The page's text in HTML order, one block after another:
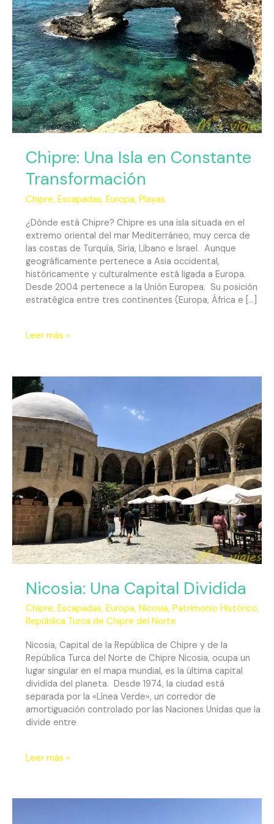
Chipre: Una Isla en Constante
Transformación
Chipre, Escapadas, Europa, Playas
¿Dónde está Chipre? Chipre es una isla situada en el
extremo oriental del mar Mediterráneo, muy cerca de
las costas de Turquía, Siria, Líbano e Israel. Aunque
geográficamente pertenece a Asia occidental,
históricamente y culturalmente está ligada a Europa.
Desde 2004 pertenece a la Unión Europea. Su posición
estratégica entre tres continentes (Europa, África e […]
Constante
Transformación
Leer más »
Nicosia: Una Capital Dividida
Chipre, Escapadas, Europa, Nicosia, Patrimonio Histórico,
República Turca de Chipre del Norte
Nicosia, Capital de la República de Chipre y de la
República Turca del Norte de Chipre Nicosia, ocupa un
lugar singular en el mapa mundial, es la última capital
dividida del planeta. Desde 1974, la ciudad está
separada por la «Línea Verde», un corredor de
amortiguación controlado por las Naciones Unidas que la
divide entre
Nicosia:
Una
Capital
Dividida
Leer más »